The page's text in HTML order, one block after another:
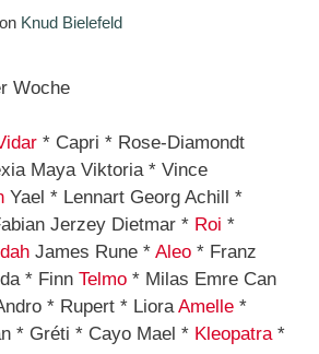
Knud Bielefeld
* Capri * Rose-Diamondt
Maya Viktoria * Vince
Yael * Lennart Georg Achill *
Jerzey Dietmar * Roi *
James Rune * Aleo * Franz
* Finn Telmo * Milas Emre Can
* Rupert * LioraAmelle *
* Gréti * Cayo Mael * Kleopatra*